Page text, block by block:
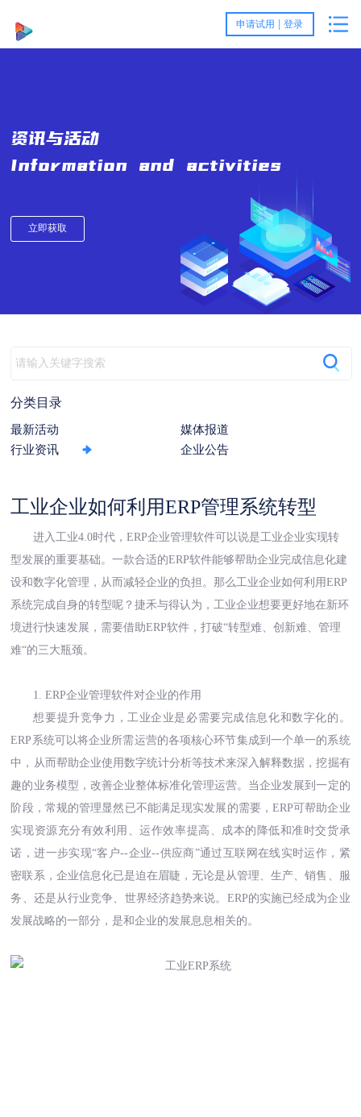
申请试用 |登录
与
案
户
例
服资讯与活动
Information and activities
立即获取
分类目录
最新活动
媒体报道
行业资讯
企业公告
工业企业如何利用ERP管理系统转型
进入工业4.0时代，ERP企业管理软件可以说是工业企业实现转
型发展的重要基础。一款合适的ERP软件能够帮助企业完成信息化建
设和数字化管理，从而减轻企业的负担。那么工业企业如何利用ERP
系统完成自身的转型呢？捷禾与得认为，工业企业想要更好地在新环
境进行快速发展，需要借助ERP软件，打破“转型难、创新难、管理
难“的三大瓶颈。
1. ERP企业管理软件对企业的作用
想要提升竞争力，工业企业是必需要完成信息化和数字化的。
ERP系统可以将企业所需运营的各项核心环节集成到一个单一的系统
中，从而帮助企业使用数字统计分析等技术来深入解释数据，挖掘有
趣的业务模型，改善企业整体标准化管理运营。当企业发展到一定的
阶段，常规的管理显然已不能满足现实发展的需要，ERP可帮助企业
实现资源充分有效利用、运作效率提高、成本的降低和准时交货承
诺，进一步实现“客户--企业--供应商”通过互联网在线实时运作，紧
密联系，企业信息化已是迫在眉睫，无论是从管理、生产、销售、服
务、还是从行业竞争、世界经济趋势来说。ERP的实施已经成为企业
发展战略的一部分，是和企业的发展息息相关的。